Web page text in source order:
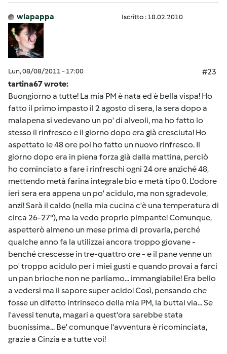
wlapappa Iscritto : 18.02.2010
Lun, 08/08/2011 - 17:00
#23
tartina67 wrote:
Buongiorno a tutte! La mia PM è nata ed è bella vispa! Ho
fatto il primo impasto il 2 agosto di sera, la sera dopo a
malapena si vedevano un po' di alveoli, ma ho fatto lo
stesso il rinfresco e il giorno dopo era già cresciuta! Ho
aspettato le 48 ore poi ho fatto un nuovo rinfresco. Il
giorno dopo era in piena forza già dalla mattina, perciò
ho cominciato a fare i rinfreschi ogni 24 ore anziché 48,
mettendo metà farina integrale bio e metà tipo 0. L'odore
ieri sera era appena un po' acidulo, ma non sgradevole,
anzi! Sarà il caldo (nella mia cucina c'è una temperatura di
circa 26-27°), ma la vedo proprio pimpante! Comunque,
aspetterò almeno un mese prima di provarla, perché
qualche anno fa la utilizzai ancora troppo giovane -
benché crescesse in tre-quattro ore - e il pane venne un
po' troppo acidulo per i miei gusti e quando provai a farci
un pan brioche non ne parliamo... immangiabile! Era bello
a vedersi ma il sapore super acido! Così, pensando che
fosse un difetto intrinseco della mia PM, la buttai via... Se
l'avessi tenuta, magari a quest'ora sarebbe stata
buonissima... Be' comunque l'avventura è ricominciata,
grazie a Cinzia e a tutte voi!